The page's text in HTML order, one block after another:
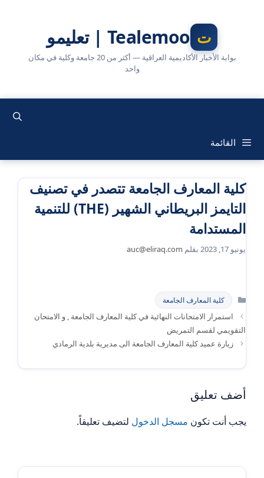
Tealemoo | تعليمو
بوابة الأخبار الأكاديمية العراقية — أكثر من 20 جامعة وكلية في مكان
واحد
القائمة
كلية المعارف الجامعة تتصدر في تصنيف
التايمز البريطاني الشهير (THE) للتنمية
المستدامة
يونيو 17, 2023 بقلم auc@eliraq.com
التصنيفات
كلية المعارف الجامعة
استمرار الامتحانات النهائية في كلية المعارف الجامعة , و الامتحان
التقويمي لقسم التمريض
زيارة عميد كلية المعارف الجامعة الى مديرية بلدية الرمادي
أضف تعليق
يجب أنت تكون مسجل الدخول لتضيف تعليقاً.